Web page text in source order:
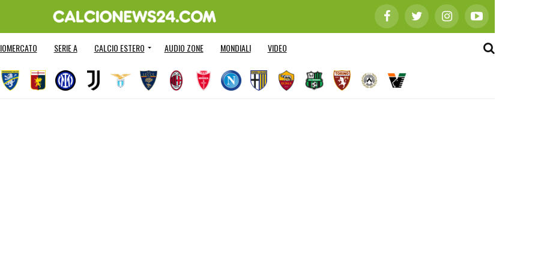
SERIE A CALCIO ESTERO AUDIO ZONE MONDIALI VIDEO